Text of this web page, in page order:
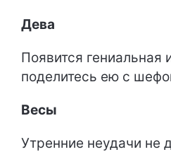
Дева
Появится гениальная
поделитесь ею с
Весы
Утренние неудачи не